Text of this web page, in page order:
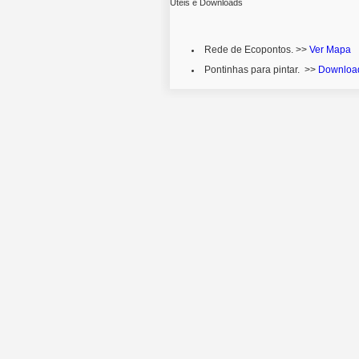
Úteis e Downloads
Rede de Ecopontos. >> Ver Mapa
Pontinhas para pintar. >>